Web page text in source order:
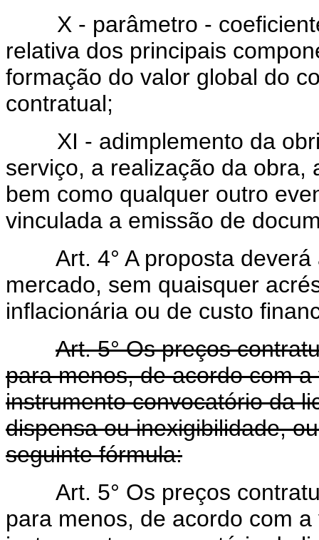
X - parâmetro -
relativa dos principais
formação do valor global do
contratual;
XI - adimplemento da
serviço, a realização da obra,
bem como qualquer outro
vinculada a emissão de
Art. 4° A proposta deverá
mercado, sem quaisquer
inflacionária ou de custo
Art. 5° Os preços
para menos, de acordo com
instrumento convocatório da
dispensa ou inexigibilidade,
seguinte fórmula:
Art. 5° Os preços
para menos, de acordo com